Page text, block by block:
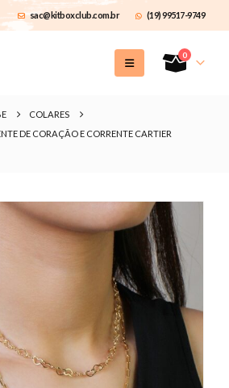
sac@kitboxclub.com.br (19) 99517-9749
0
COLARES
DE CORAÇÃO E CORRENTE CARTIER